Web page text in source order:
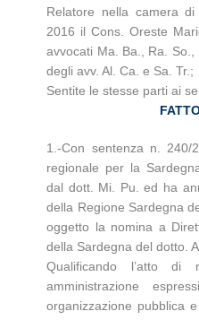
Relatore nella camera
2016 il Cons. Oreste
avvocati Ma. Ba., Ra.
degli avv. Al. Ca. e Sa. Tr.;
Sentite le stesse parti ai
1.-Con sentenza n. 240/
regionale per la
dal dott. Mi. Pu. ed ha
della Regione Sardegna
oggetto la nomina a
della Sardegna del dotto.
Qualificando l’atto
amministrazione
organizzazione pubblica